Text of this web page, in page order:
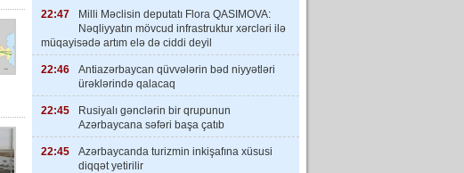
22:47
Milli Məclisin deputatı Flora QASIMOVA:
Nəqliyyatın mövcud infrastruktur xərcləri ilə
müqayisədə artım elə də ciddi deyil
22:46
Antiazərbaycan qüvvələrin bəd niyyətləri
ürəklərində qalacaq
22:45
Rusiyalı gənclərin bir qrupunun
Azərbaycana səfəri başa çatıb
22:45
Azərbaycanda turizmin inkişafına xüsusi
diqqət yetirilir